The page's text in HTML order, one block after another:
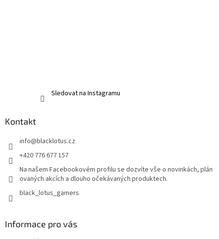
Sledovat na Instagramu
Kontakt
info@blacklotus.cz
+420 776 677 157
Na našem Facebookovém profilu se dozvíte vše o novinkách, plán
ovaných akcích a dlouho očekávaných produktech.
black_lotus_gamers
Informace pro vás